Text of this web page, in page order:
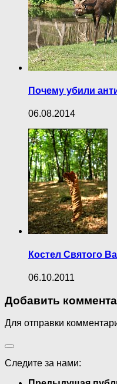
Почему убили
06.08.2014
Костел Святого
06.10.2011
Добавить
Для отправки
Следите за нами: